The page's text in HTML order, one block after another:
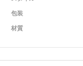
包装
材質